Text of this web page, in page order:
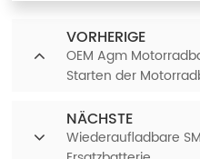
VORHERIGE
OEM Agm
Starten der
NÄCHSTE
Wiederaufladbare